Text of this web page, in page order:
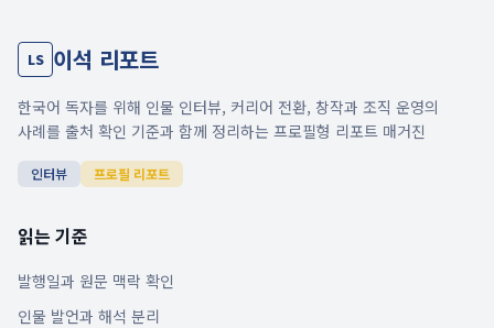
LS 이석 리포트
한국어 독자를 위해 인물 인터뷰, 커리어 전환, 창작과 조직 운영의
사례를 출처 확인 기준과 함께 정리하는 프로필형 리포트 매거진
인터뷰 프로필 리포트
읽는 기준
발행일과 원문 맥락 확인
인물 발언과 해석 분리